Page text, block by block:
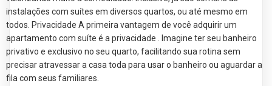
instalações com suítes em diversos quartos, ou até mesmo em
todos. Privacidade A primeira vantagem de você adquirir um
apartamento com suíte é a privacidade . Imagine ter seu banheiro
privativo e exclusivo no seu quarto, facilitando sua rotina sem
precisar atravessar a casa toda para usar o banheiro ou aguardar a
fila com seus familiares.